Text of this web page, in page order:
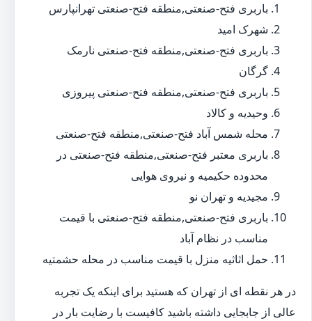
باربری فتح-صنعتی,منطقه فتح-صنعتی تهرانپارس
شهرک امید
باربری فتح-صنعتی,منطقه فتح-صنعتی نارمک
گرگان
باربری فتح-صنعتی,منطقه فتح-صنعتی پیروزی
وحیدیه و کالاد
محله شمس آباد فتح-صنعتی,منطقه فتح-صنعتی
باربری معتبر فتح-صنعتی,منطقه فتح-صنعتی در
محدوده حکیمیه و نیروی هوایی
مجیدیه و تهران نو
باربری فتح-صنعتی,منطقه فتح-صنعتی با قیمت
مناسب در نظام آباد
حمل اثاثیه منزل با قیمت مناسب در محله حشمتیه
در هر نقطه ای از تهران که هستید برای اینکه یک تجربه
عالی از جابجایی داشته باشید کافیست با رضایت بار در